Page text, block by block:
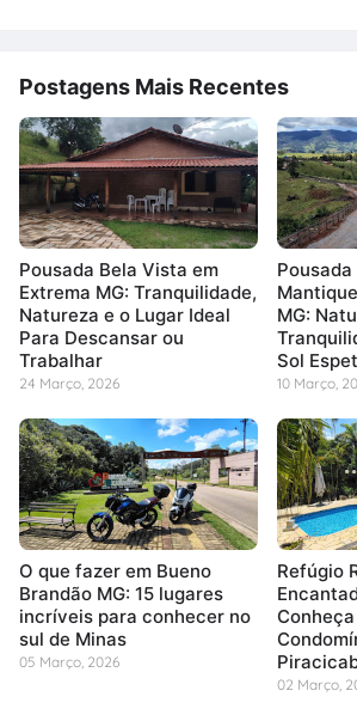
Postagens Mais Recentes
Pousada Bela Vista em
Extrema MG: Tranquilidade,
Natureza e o Lugar Ideal
Para Descansar ou
Trabalhar
24 Março, 2026
MG:
Sol
10 Março,
O que fazer em Bueno
Brandão MG: 15 lugares
incríveis para conhecer no
sul de Minas
05 Março, 2026
Refúgio
02 Março,